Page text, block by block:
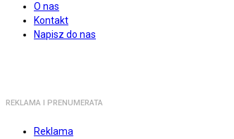
O nas
Kontakt
Napisz do nas
REKLAMA I PRENUMERATA
Reklama